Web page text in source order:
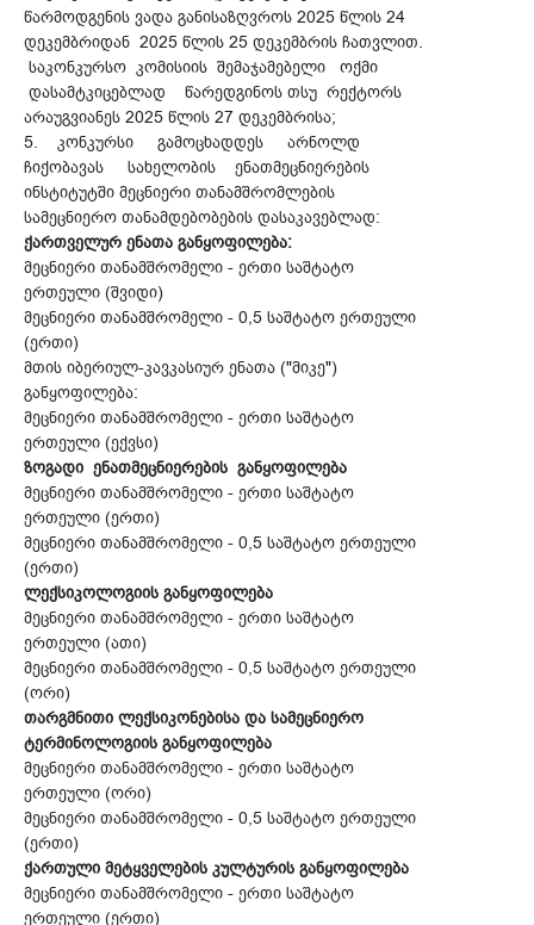
წარმოდგენის ვადა განისაზღვროს 2025 წლის 24
დეკემბრიდან 2025 წლის 25 დეკემბრის ჩათვლით.
საკონკურსო კომისიის შემაჯამებელი ოქმი
დასამტკიცებლად წარედგინოს თსუ რექტორს
არაუგვიანეს 2025 წლის 27 დეკემბრისა;
5. კონკურსი გამოცხადდეს არნოლდ
ჩიქობავას სახელობის ენათმეცნიერების
ინსტიტუტში მეცნიერი თანამშრომლების
სამეცნიერო თანამდებობების დასაკავებლად:
ქართველურ ენათა განყოფილება:
მეცნიერი თანამშრომელი - ერთი საშტატო
ერთეული (შვიდი)
მეცნიერი თანამშრომელი - 0,5 საშტატო ერთეული
(ერთი)
მთის იბერიულ-კავკასიურ ენათა ("მიკე")
განყოფილება:
მეცნიერი თანამშრომელი - ერთი საშტატო
ერთეული (ექვსი)
ზოგადი ენათმეცნიერების განყოფილება
მეცნიერი თანამშრომელი - ერთი საშტატო
ერთეული (ერთი)
მეცნიერი თანამშრომელი - 0,5 საშტატო ერთეული
(ერთი)
ლექსიკოლოგიის განყოფილება
მეცნიერი თანამშრომელი - ერთი საშტატო
ერთეული (ათი)
მეცნიერი თანამშრომელი - 0,5 საშტატო ერთეული
(ორი)
თარგმნითი ლექსიკონებისა და სამეცნიერო
ტერმინოლოგიის განყოფილება
მეცნიერი თანამშრომელი - ერთი საშტატო
ერთეული (ორი)
მეცნიერი თანამშრომელი - 0,5 საშტატო ერთეული
(ერთი)
ქართული მეტყველების კულტურის განყოფილება
მეცნიერი თანამშრომელი - ერთი საშტატო
ერთეული (ერთი)